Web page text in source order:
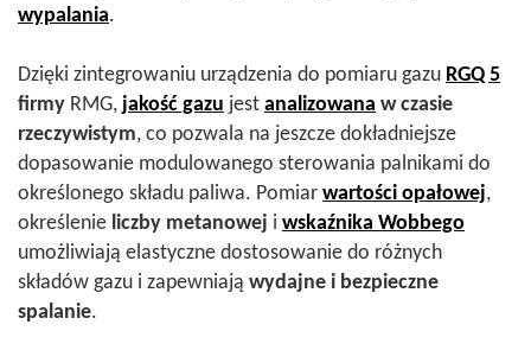
wypalania.
Dzięki zintegrowaniu urządzenia do pomiaru gazu RGQ 5
firmy RMG, jakość gazu jest analizowana w czasie
rzeczywistym, co pozwala na jeszcze dokładniejsze
dopasowanie modulowanego sterowania palnikami do
określonego składu paliwa. Pomiar wartości opałowej,
określenie liczby metanowej i wskaźnika Wobbego
umożliwiają elastyczne dostosowanie do różnych
składów gazu i zapewniają wydajne i bezpieczne
spalanie.